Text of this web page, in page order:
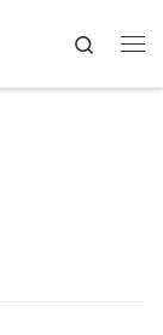
Search